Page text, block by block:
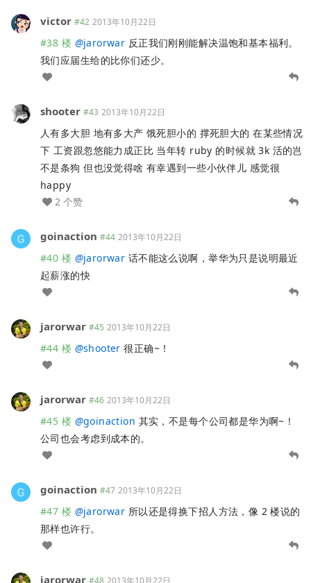
victor #42 2013年10月22日
#38 楼 @jarorwar 反正我们刚刚能解决温饱和基本福利。
我们应届生给的比你们还少。
shooter #43 2013年10月22日
人有多大胆 地有多大产 饿死胆小的 撑死胆大的 在某些情况
下 工资跟忽悠能力成正比 当年转 ruby 的时候就 3k 活的岂
不是条狗 但也没觉得啥 有幸遇到一些小伙伴儿 感觉很
happy
2 个赞
goinaction #44 2013年10月22日
#40 楼 @jarorwar 话不能这么说啊，举华为只是说明最近
起薪涨的快
jarorwar #45 2013年10月22日
#44 楼 @shooter 很正确~！
jarorwar #46 2013年10月22日
#45 楼 @goinaction 其实，不是每个公司都是华为啊~！
公司也会考虑到成本的。
goinaction #47 2013年10月22日
#47 楼 @jarorwar 所以还是得换下招人方法，像 2 楼说的
那样也许行。
jarorwar